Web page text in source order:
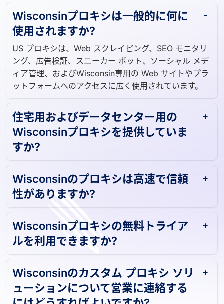
Wisconsinプロキシは一般的に何に
使用されますか?
US プロキシは、Web スクレイピング、SEO モニタリ
ング、広告検証、スニーカー ボット、ソーシャル メデ
ィア管理、およびWisconsin専用の Web サイトやプラ
ットフォームへのアクセスに広く使用されています。
住宅用およびデータセンター用の
Wisconsinプロキシを提供していま
すか?
Wisconsinのプロキシは高速で信頼
性がありますか?
Wisconsinプロキシの無料トライア
ルを利用できますか?
Wisconsinのカスタム プロキシ ソリ
ューションについて営業に連絡する